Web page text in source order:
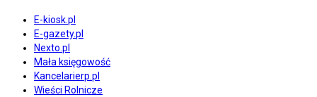
E-kiosk.pl
E-gazety.pl
Nexto.pl
Mała księgowość
Kancelarierp.pl
Wieści Rolnicze